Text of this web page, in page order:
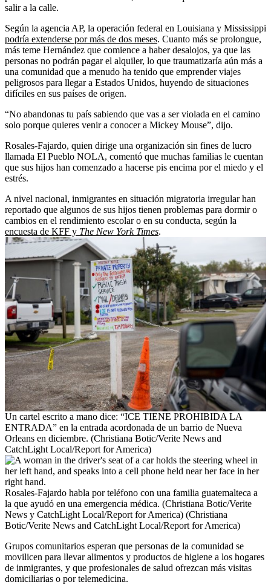
salir a la calle.
Según la agencia AP, la operación federal en Louisiana y Mississippi
podría extenderse por más de dos meses. Cuanto más se prolongue,
más teme Hernández que comience a haber desalojos, ya que las
personas no podrán pagar el alquiler, lo que traumatizaría aún más a
una comunidad que a menudo ha tenido que emprender viajes
peligrosos para llegar a Estados Unidos, huyendo de situaciones
difíciles en sus países de origen.
“No abandonas tu país sabiendo que vas a ser violada en el camino
solo porque quieres venir a conocer a Mickey Mouse”, dijo.
Rosales-Fajardo, quien dirige una organización sin fines de lucro
llamada El Pueblo NOLA, comentó que muchas familias le cuentan
que sus hijos han comenzado a hacerse pis encima por el miedo y el
estrés.
A nivel nacional, inmigrantes en situación migratoria irregular han
reportado que algunos de sus hijos tienen problemas para dormir o
cambios en el rendimiento escolar o en su conducta, según la
encuesta de KFF y The New York Times.
Un cartel escrito a mano dice: “ICE TIENE PROHIBIDA LA
ENTRADA” en la entrada acordonada de un barrio de Nueva
Orleans en diciembre. (Christiana Botic/Verite News and
CatchLight Local/Report for America)
Rosales-Fajardo habla por teléfono con una familia guatemalteca a
la que ayudó en una emergencia médica. (Christiana Botic/Verite
News y CatchLight Local/Report for America) (Christiana
Botic/Verite News and CatchLight Local/Report for America)
Grupos comunitarios esperan que personas de la comunidad se
movilicen para llevar alimentos y productos de higiene a los hogares
de inmigrantes, y que profesionales de salud ofrezcan más visitas
domiciliarias o por telemedicina.